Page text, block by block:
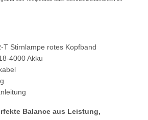
T Stirnlampe rotes Kopfband
4000 Akku
Balance aus Leistung,